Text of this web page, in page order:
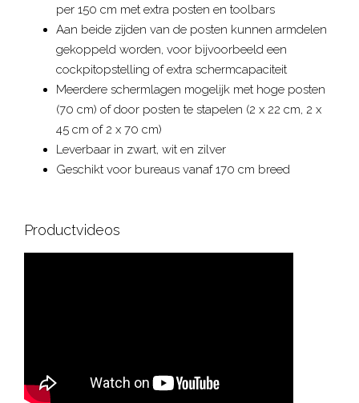
per 150 cm met extra posten en toolbars
Aan beide zijden van de posten kunnen armdelen
gekoppeld worden, voor bijvoorbeeld een
cockpitopstelling of extra schermcapaciteit
Meerdere schermlagen mogelijk met hoge posten
(70 cm) of door posten te stapelen (2 x 22 cm, 2 x
45 cm of 2 x 70 cm)
Leverbaar in zwart, wit en zilver
Geschikt voor bureaus vanaf 170 cm breed
Productvideos